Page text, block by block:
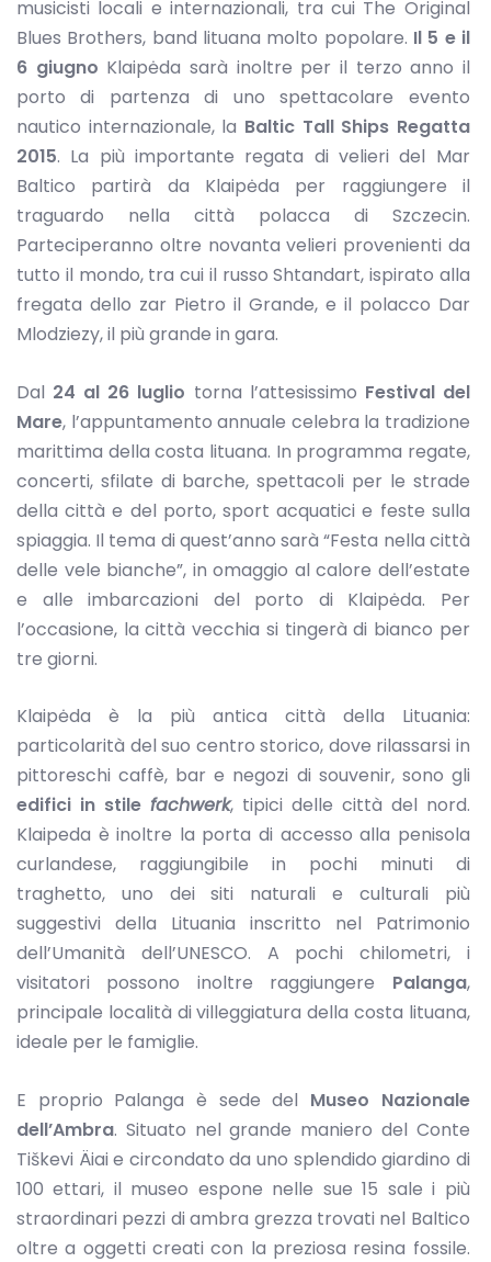
musicisti locali e internazionali, tra cui The Original
Blues Brothers, band lituana molto popolare. Il 5 e il
6 giugno Klaipėda sarà inoltre per il terzo anno il
porto di partenza di uno spettacolare evento
nautico internazionale, la Baltic Tall Ships Regatta
2015. La più importante regata di velieri del Mar
Baltico partirà da Klaipėda per raggiungere il
traguardo nella città polacca di Szczecin.
Parteciperanno oltre novanta velieri provenienti da
tutto il mondo, tra cui il russo Shtandart, ispirato alla
fregata dello zar Pietro il Grande, e il polacco Dar
Mlodziezy, il più grande in gara.
Dal 24 al 26 luglio torna l’attesissimo Festival del
Mare, l’appuntamento annuale celebra la tradizione
marittima della costa lituana. In programma regate,
concerti, sfilate di barche, spettacoli per le strade
della città e del porto, sport acquatici e feste sulla
spiaggia. Il tema di quest’anno sarà “Festa nella città
delle vele bianche”, in omaggio al calore dell’estate
e alle imbarcazioni del porto di Klaipėda. Per
l’occasione, la città vecchia si tingerà di bianco per
tre giorni.
Klaipėda è la più antica città della Lituania:
particolarità del suo centro storico, dove rilassarsi in
pittoreschi caffè, bar e negozi di souvenir, sono gli
edifici in stile fachwerk, tipici delle città del nord.
Klaipeda è inoltre la porta di accesso alla penisola
curlandese, raggiungibile in pochi minuti di
traghetto, uno dei siti naturali e culturali più
suggestivi della Lituania inscritto nel Patrimonio
dell’Umanità dell’UNESCO. A pochi chilometri, i
visitatori possono inoltre raggiungere Palanga,
principale località di villeggiatura della costa lituana,
ideale per le famiglie.
E proprio Palanga è sede del Museo Nazionale
dell’Ambra. Situato nel grande maniero del Conte
Tiškevi Äiai e circondato da uno splendido giardino di
100 ettari, il museo espone nelle sue 15 sale i più
straordinari pezzi di ambra grezza trovati nel Baltico
oltre a oggetti creati con la preziosa resina fossile.